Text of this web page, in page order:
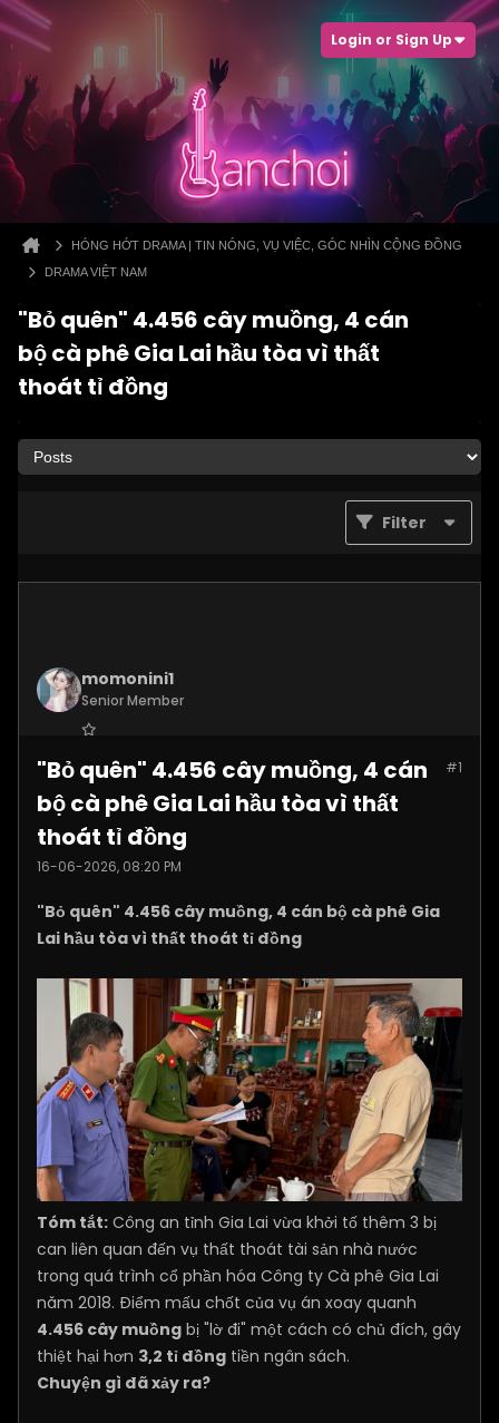
Login or Sign Up
HÓNG HỚT DRAMA | TIN NÓNG, VỤ VIỆC, GÓC NHÌN CỘNG ĐỒNG
DRAMA VIỆT NAM
"Bỏ quên" 4.456 cây muồng, 4 cán
bộ cà phê Gia Lai hầu tòa vì thất
thoát tỉ đồng
Filter
momonini1
Senior Member
Posts: 5399 #1
"Bỏ quên" 4.456 cây muồng, 4 cán
bộ cà phê Gia Lai hầu tòa vì thất
thoát tỉ đồng
16-06-2026, 08:20 PM
"Bỏ quên" 4.456 cây muồng, 4 cán bộ cà phê Gia
Lai hầu tòa vì thất thoát tỉ đồng
Tóm tắt: Công an tỉnh Gia Lai vừa khởi tố thêm 3 bị
can liên quan đến vụ thất thoát tài sản nhà nước
trong quá trình cổ phần hóa Công ty Cà phê Gia Lai
năm 2018. Điểm mấu chốt của vụ án xoay quanh
4.456 cây muồng bị "lờ đi" một cách có chủ đích, gây
thiệt hại hơn 3,2 tỉ đồng tiền ngân sách.
Chuyện gì đã xảy ra?